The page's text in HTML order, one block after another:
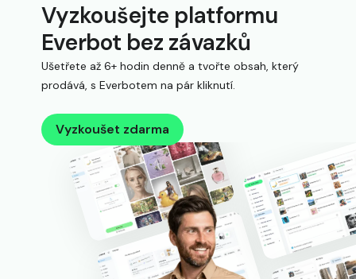
Vyzkoušejte platformu
Everbot bez závazků
Ušetřete až 6+ hodin denně a tvořte obsah, který
prodává, s Everbotem na pár kliknutí.
Vyzkoušet zdarma